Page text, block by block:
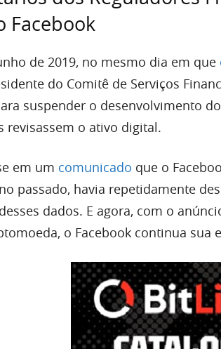
Facebook
de 2019, no mesmo dia em que
do Comitê de Serviços
suspender o desenvolvimento
revisassem o ativo digital.
em um comunicado que o
passado, havia repetidamente
dados. E agora, com o
o Facebook continua sua